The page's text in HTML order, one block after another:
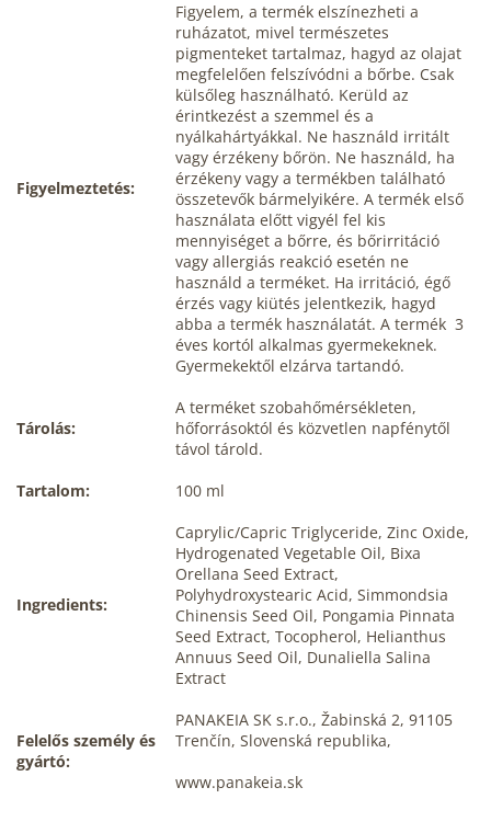
Figyelmeztetés:
Figyelem, a termék elszínezheti a
ruházatot, mivel természetes
pigmenteket tartalmaz, hagyd az olajat
megfelelően felszívódni a bőrbe. Csak
külsőleg használható. Kerüld az
érintkezést a szemmel és a
nyálkahártyákkal. Ne használd irritált
vagy érzékeny bőrön. Ne használd, ha
érzékeny vagy a termékben található
összetevők bármelyikére. A termék első
használata előtt vigyél fel kis
mennyiséget a bőrre, és bőrirritáció
vagy allergiás reakció esetén ne
használd a terméket. Ha irritáció, égő
érzés vagy kiütés jelentkezik, hagyd
abba a termék használatát. A termék 3
éves kortól alkalmas gyermekeknek.
Gyermekektől elzárva tartandó.
Tárolás:
A terméket szobahőmérsékleten,
hőforrásoktól és közvetlen napfénytől
távol tárold.
Tartalom:
100 ml
Ingredients:
Caprylic/Capric Triglyceride, Zinc Oxide,
Hydrogenated Vegetable Oil, Bixa
Orellana Seed Extract,
Polyhydroxystearic Acid, Simmondsia
Chinensis Seed Oil, Pongamia Pinnata
Seed Extract, Tocopherol, Helianthus
Annuus Seed Oil, Dunaliella Salina
Extract
Felelős személy és
gyártó:
PANAKEIA SK s.r.o., Žabinská 2, 91105
Trenčín, Slovenská republika,
www.panakeia.sk